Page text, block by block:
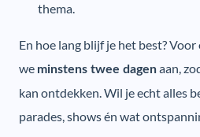
thema.
En hoe lang blijf je het best?
we minstens twee dagenaan,
kan ontdekken. Wil je echt alles
parades, shows én wat